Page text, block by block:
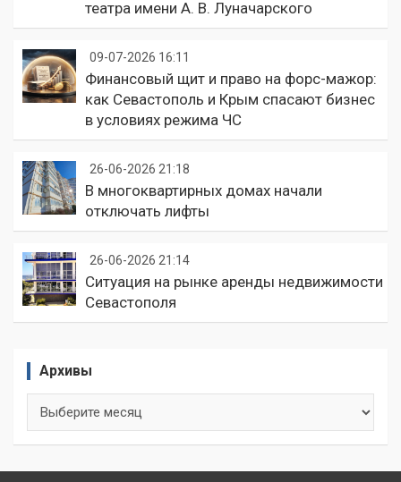
театра имени А. В. Луначарского
09-07-2026 16:11
Финансовый щит и право на форс-мажор:
как Севастополь и Крым спасают бизнес
в условиях режима ЧС
26-06-2026 21:18
В многоквартирных домах начали
отключать лифты
26-06-2026 21:14
Ситуация на рынке аренды недвижимости
Севастополя
Архивы